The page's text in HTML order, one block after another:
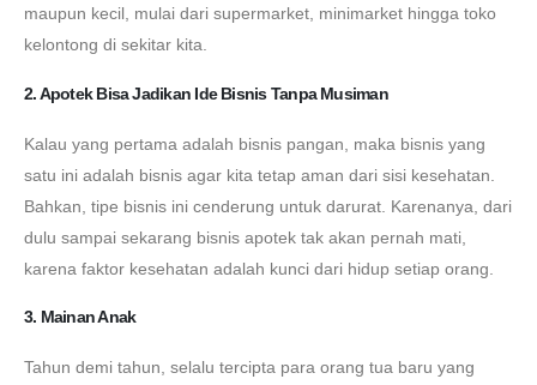
maupun kecil, mulai dari supermarket, minimarket hingga toko
kelontong di sekitar kita.
2. Apotek Bisa Jadikan Ide Bisnis Tanpa Musiman
Kalau yang pertama adalah bisnis pangan, maka bisnis yang
satu ini adalah bisnis agar kita tetap aman dari sisi kesehatan.
Bahkan, tipe bisnis ini cenderung untuk darurat. Karenanya, dari
dulu sampai sekarang bisnis apotek tak akan pernah mati,
karena faktor kesehatan adalah kunci dari hidup setiap orang.
3. Mainan Anak
Tahun demi tahun, selalu tercipta para orang tua baru yang